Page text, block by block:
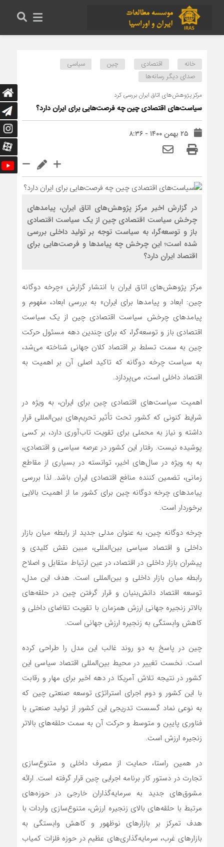
خانه اقتصادی چین
سیاسی
صدای دیگر رسانه‌ها
مرکز پژوهش‌های اتاق ایران بررسی کرد
سیاست‌های اقتصادی چین چه فرصت‌هایی برای ایران دارد؟
۲۵ بهمن ۱۴۰۰ - ۸:۳۶
در گزارش اخیر مرکز پژوهش‌های اتاق ایران، پیامدهای
چرخش سیاست اقتصادی چین از یک سیاست اقتصادی
باز و توسعه‌گرا، به سیاست توجه بر تولید داخلی بررسی
شده است؛ این چرخش چه پیامدها و فرصت‌هایی برای
اقتصاد ایران دارد؟
مرکز پژوهش‌های اتاق ایران با انتشار گزارش «چرخه دوگانه
چین: ابعاد و پیامدها برای ایران» به بررسی ابعاد، مفهوم و
پیامدهای چرخش سیاست اقتصادی چین از یک سیاست
اقتصادی باز و توسعه‌گرا، که برای چندین دهه مسئول حرکت
چین به سمت تسلط بر اقتصاد کلان جهانی شناخته می‌شد،
به سیاست چرخه دوگانه که تاکید اصلی آن بر اهمیت به
اقتصاد داخلی است، می‌پردازد.
اهمیت سیاست‌های اقتصادی چین برای ایران، به ویژه در
شرایط کنونی که کشور تحت تأثیر تحریم‌های بین‌المللی قرار
داشته و نیاز به محملی برای تقویت تاب‌آوری دارد، بر کسی
پوشیده نیست. رفتار این کشور در عرصه سیاسی و اقتصادی،
به به ویژه در سال‌های اخیر، توانسته در بسیاری از مقاطع
زمانی، تضمین کننده منافع اقتصادی ایران باشد. لذا بررسی
پیامدهای چرخه دوگانه چین برای کشور ما از اهمیت بالایی
برخوردار است.
چرخه دوگانه چین، به عنوان مدلی جدید از رابطه میان بازار
داخلی و اقتصاد سیاسی بین‌المللی، مبین نقش کلیدی و
پیشران بازار داخلی در اقتصاد، در عین ارتباط متقابل و اصلاح
رابطه میان بازار داخلی و بین‌المللی است. هدف این مدل،
توسعه اقتصاد دانش‌بنیان و قرار گرفتن چین در حلقه‌های
بالاتر زنجیره جهانی ارزش همزمان با تقویت تقاضای داخلی و
کاهش وابستگی به زنجیره ارزش جهانی است.
چین در پاسخ به دو روند غالب این مدل را طراحی کرده
است. نخست تغییر در محیط بین‌المللی اقتصاد سیاسی این
کشور در نتیجه تلاش آمریکا در دهه اخیر برای مهار و رقابت
با این کشور و دوم اجرای استراتژی توسعه صنعتی چین که
به نوعی نماد گسست تدریجی این کشور از تولید صنعتی با
فناوری پایین و متوسط و حرکت آن به سمت حلقه‌های بالاتر
زنجیره ارزش است.
در همین راستا، حمایت از مصرف داخلی و متنوع‌سازی
تجارت در دستور کار برنامه اجرایی چین قرار گرفته است. ارائه
مشوق‌های جدید به سرمایه‌گذاران خارجی در حوزه‌های
مرتبط با حلقه‌های بالای زنجیره ارزش، متنوع‌سازی واردات با
هدف تمرکز بر بازارهای نوظهور و کاهش وابستگی به
بازارهای غرب، سرمایه‌گذاری‌های عظیم در حوزه فلزات کمیاب